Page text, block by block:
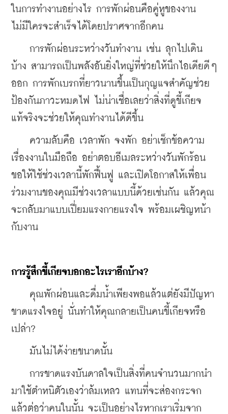
ในการทำงานอย่างไร การพักผ่อนคือคู่หูของงาน
ไม่มีใครจะสำเร็จได้โดยปราศจากอีกคน
การพักผ่อนระหว่างวันทำงาน เช่น ลุกไปเดิน
บ้าง สามารถเป็นพลังอันยิ่งใหญ่ที่ช่วยให้นึกไอเดียดีๆ
ออก การพักเบรกที่ยาวนานขึ้นเป็นกุญแจสำคัญช่วย
ป้องกันภาวะหมดไฟ ไม่น่าเชื่อเลยว่าสิ่งที่ดูขี้เกียจ
แท้จริงจะช่วยให้คุณทำงานได้ดีขึ้น
ความลับคือ เวลาพัก จงพัก อย่าเช็กข้อความ
เรื่องงานในมือถือ อย่าตอบอีเมลระหว่างวันพักร้อน
ขอให้ใช้ช่วงเวลานี้พักฟื้นฟู และเปิดโอกาสให้เพื่อน
ร่วมงานของคุณมีช่วงเวลาแบบนี้ด้วยเช่นกัน แล้วคุณ
จะกลับมาแบบเปี่ยมแรงกายแรงใจ พร้อมเผชิญหน้า
กับงาน
การรู้สึกขี้เกียจบอกอะไรเราอีกบ้าง?
คุณพักผ่อนและดื่มน้ำเพียงพอแล้วแต่ยังมีปัญหา
ขาดแรงใจอยู่ นั่นทำให้คุณกลายเป็นคนขี้เกียจหรือ
เปล่า?
มันไม่ได้ง่ายขนาดนั้น
การขาดแรงบันดาลใจเป็นสิ่งที่คนจำนวนมากนำ
มาใช้ตำหนิตัวเองว่าล้มเหลว แทนที่จะส่องกระจก
แล้วต่อว่าคนในนั้น จะเป็นอย่างไรหากเราเริ่มจาก